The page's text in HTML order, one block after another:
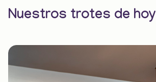
Nuestros trotes de hoy